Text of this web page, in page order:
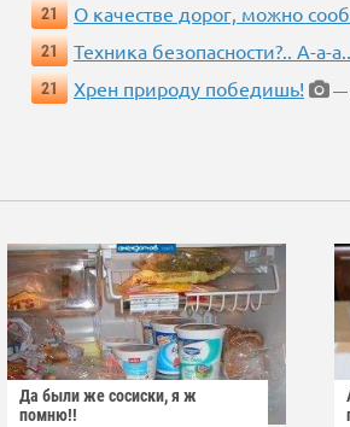
21
О качестве дорог, можно
21
Техника безопасности?.. А-а-
21
Хрен природу победишь! —
Да были же сосиски, я ж
помню!!